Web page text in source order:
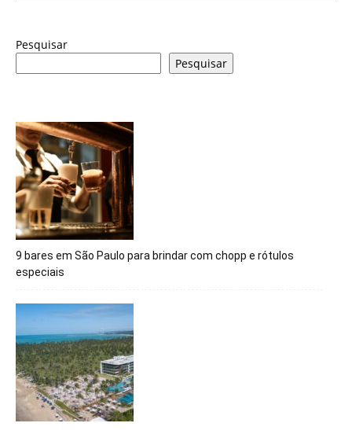
Pesquisar
Pesquisar
9 bares em São Paulo para brindar com chopp e rótulos
especiais